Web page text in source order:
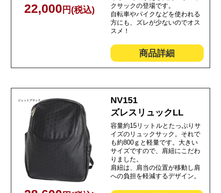
22,000 円(税込)
クサックの登場です。
自転車やバイクなどを使われる
方にも、ズレが少ないのでオス
スメ！
商品詳細
NV151
ズレスリュックLL
容量約15リットルとたっぷりサ
イズのリュックサック。それで
も約800ｇと軽量です。大きい
サイズですので、肩紐にこだわ
りました。
肩紐は、肩当の位置が移動し肩
への負担を軽減するデザイン。